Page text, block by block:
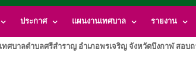
ประกาศ แผนงานเทศบาล รายงาน
เทศบาลตำบลศรีสำราญ อำเภอพรเจริญ จังหวัดบึงกาฬ สอบ